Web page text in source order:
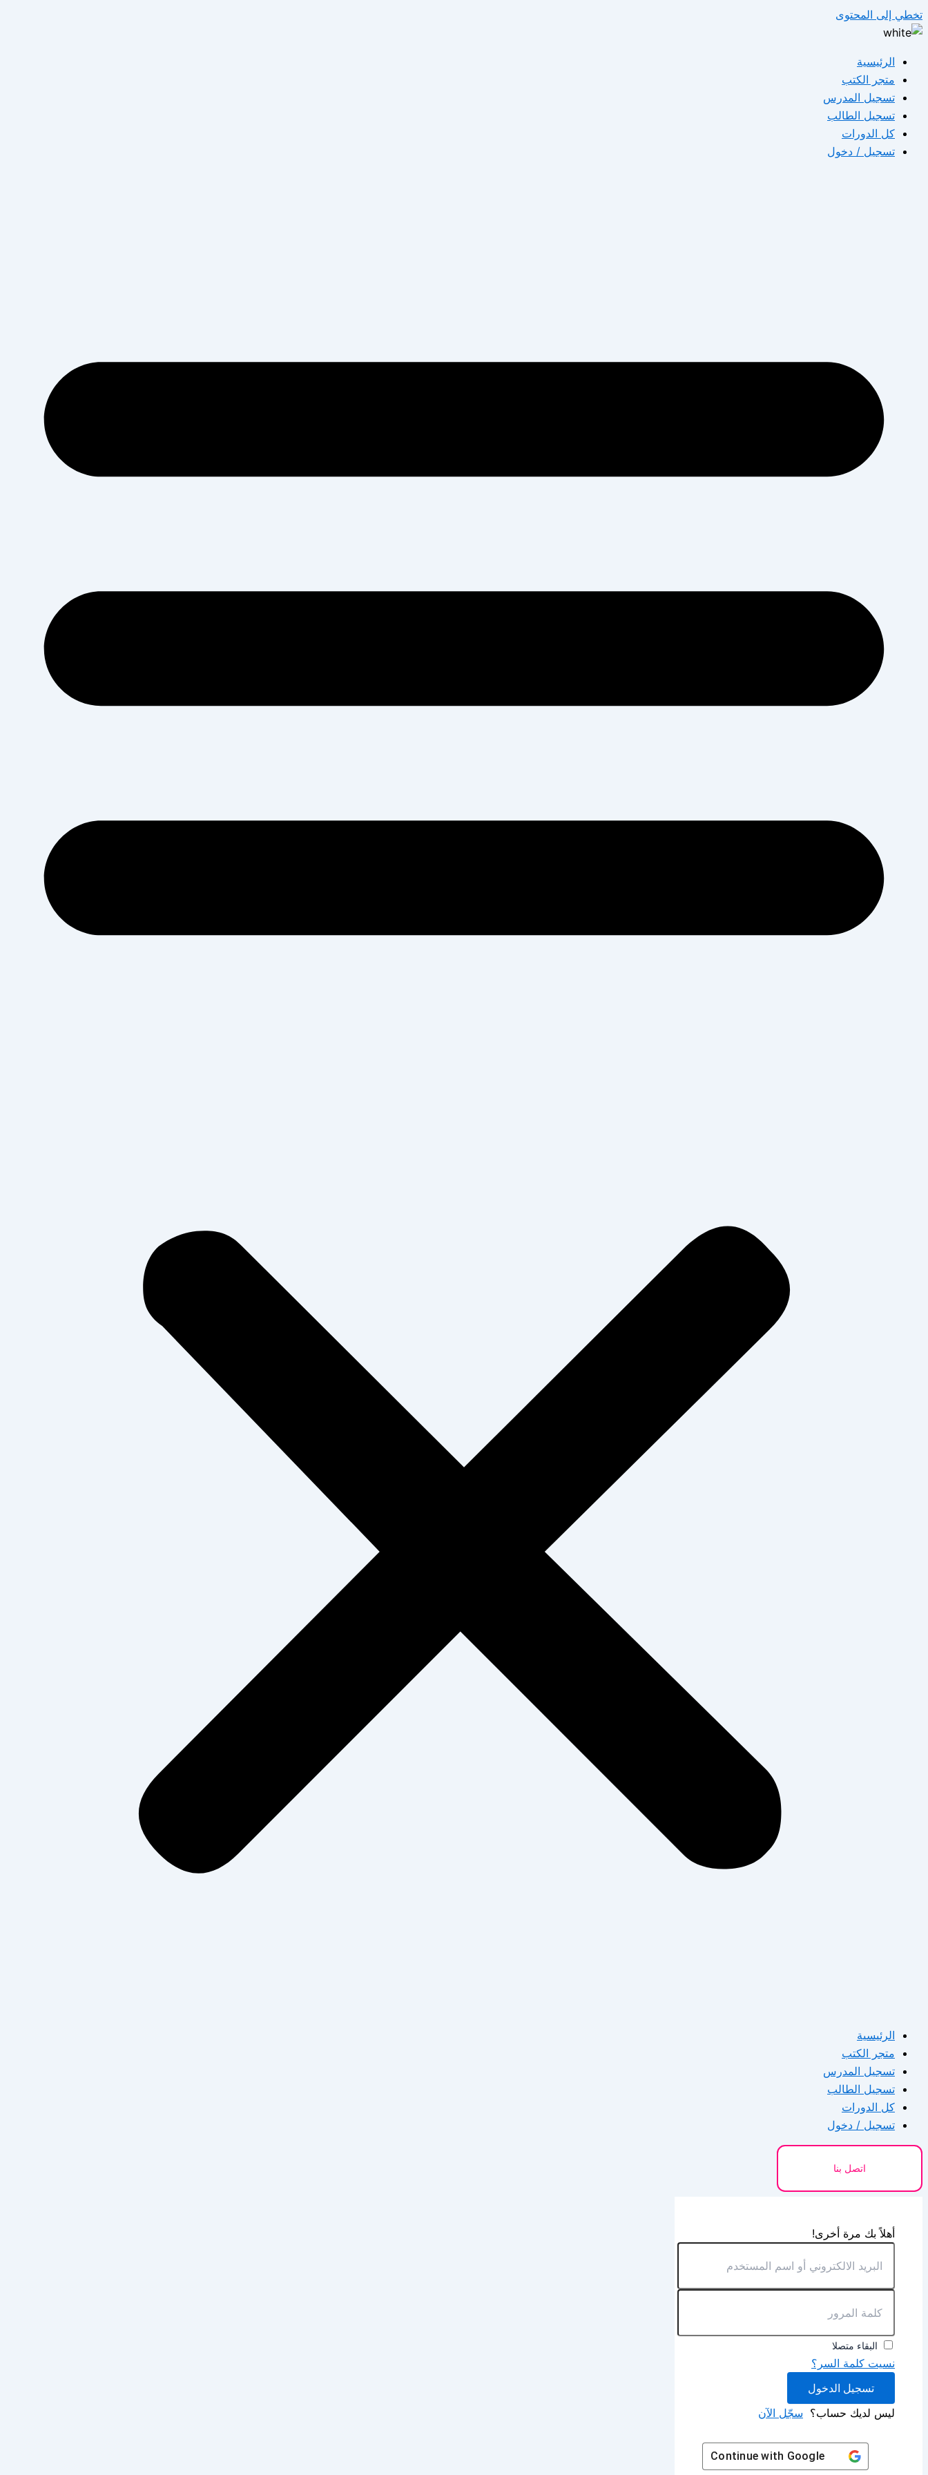
تخطي إلى المحتوى
الرئيسية
متجر الكتب
تسجيل المدرس
تسجيل الطالب
كل الدورات
تسجيل / دخول
الرئيسية
متجر الكتب
تسجيل المدرس
تسجيل الطالب
كل الدورات
تسجيل / دخول
اتصل بنا
أهلاً بك مرة أخرى!
البقاء متصلا
نسيت كلمة السر؟
تسجيل الدخول
ليس لديك حساب؟ سجّل الآن
Continue with Google